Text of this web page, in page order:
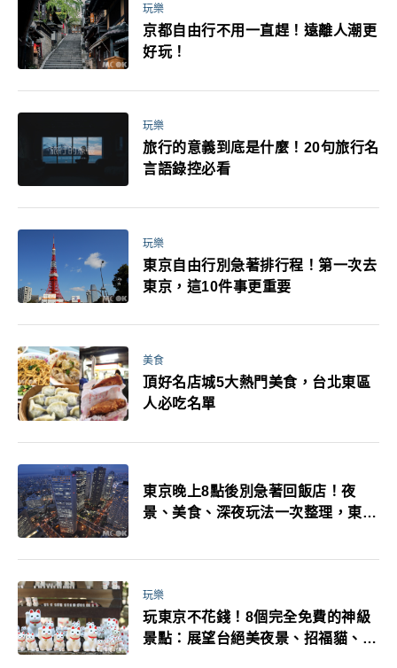
玩樂
京都自由行不用一直趕！遠離人潮更
好玩！
玩樂
旅行的意義到底是什麼！20句旅行名
言語錄控必看
玩樂
東京自由行別急著排行程！第一次去
東京，這10件事更重要
美食
頂好名店城5大熱門美食，台北東區
人必吃名單
東京晚上8點後別急著回飯店！夜
景、美食、深夜玩法一次整理，東京
玩樂
玩東京不花錢！8個完全免費的神級
景點：展望台絕美夜景、招福貓、皇